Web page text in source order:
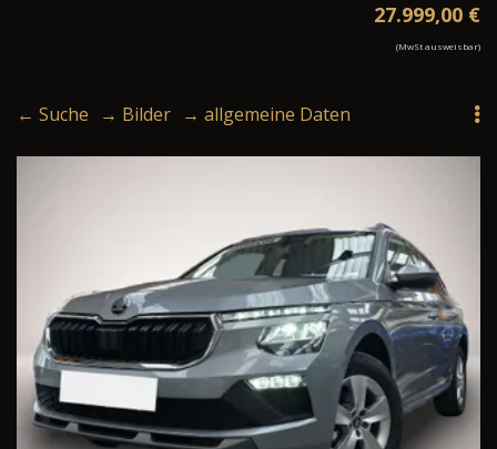
27.999,00 €
(MwSt ausweisbar)
← Suche → Bilder → allgemeine Daten